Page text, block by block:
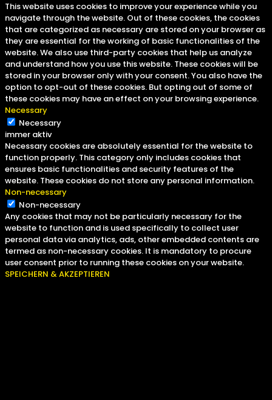
This website uses cookies to improve your experience while you
navigate through the website. Out of these cookies, the cookies
that are categorized as necessary are stored on your browser as
they are essential for the working of basic functionalities of the
website. We also use third-party cookies that help us analyze
and understand how you use this website. These cookies will be
stored in your browser only with your consent. You also have the
option to opt-out of these cookies. But opting out of some of
these cookies may have an effect on your browsing experience.
Necessary
Necessary
immer aktiv
Necessary cookies are absolutely essential for the website to
function properly. This category only includes cookies that
ensures basic functionalities and security features of the
website. These cookies do not store any personal information.
Non-necessary
Non-necessary
Any cookies that may not be particularly necessary for the
website to function and is used specifically to collect user
personal data via analytics, ads, other embedded contents are
termed as non-necessary cookies. It is mandatory to procure
user consent prior to running these cookies on your website.
SPEICHERN & AKZEPTIEREN